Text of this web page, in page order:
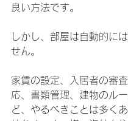
良い方法です。
しかし、部屋は自動的に
せん。
家賃の設定、入居者の審
応、書類管理、建物のル
ど、やるべきことは多く